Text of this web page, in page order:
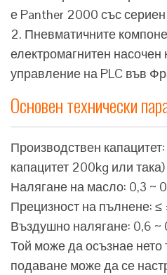
е Panther 2000 със
2. Пневматичните
електромагнитен
управление на PLC във
Основен технически
Производствен
капацитет 200kg или така)
Налягане на масло: 0,3 ~
Прецизност на пълнене: ≤
Въздушно налягане: 0,6
Той може да осъзнае нето
подаване може да се